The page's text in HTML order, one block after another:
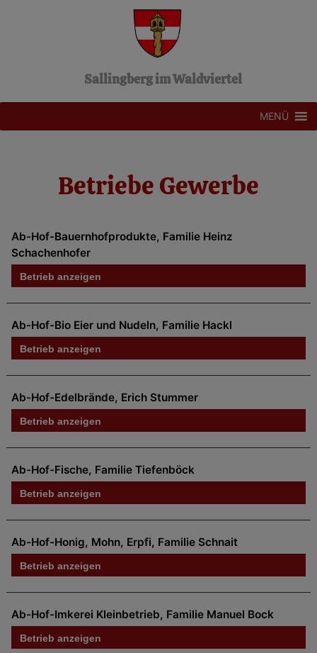
Sallingberg im Waldviertel
MENÜ
Betriebe Gewerbe
Ab-Hof-Bauernhofprodukte, Familie Heinz
Schachenhofer
Betrieb anzeigen
Ab-Hof-Bio Eier und Nudeln, Familie Hackl
Betrieb anzeigen
Ab-Hof-Edelbrände, Erich Stummer
Betrieb anzeigen
Ab-Hof-Fische, Familie Tiefenböck
Betrieb anzeigen
Ab-Hof-Honig, Mohn, Erpfi, Familie Schnait
Betrieb anzeigen
Ab-Hof-Imkerei Kleinbetrieb, Familie Manuel Bock
Betrieb anzeigen